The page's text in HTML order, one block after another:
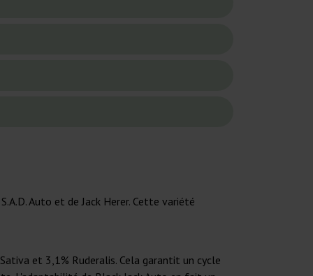
Auto et de Jack Herer. Cette variété
et 3,1% Ruderalis. Cela garantit un cycle